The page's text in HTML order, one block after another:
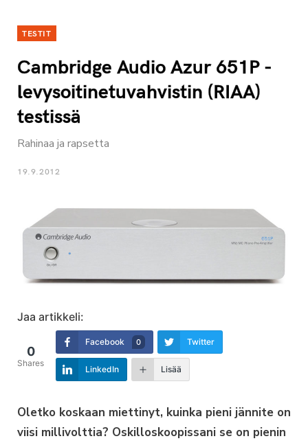
TESTIT
Cambridge Audio Azur 651P -
levysoitinetuvahvistin (RIAA)
testissä
Rahinaa ja rapsetta
19.9.2012
Jaa artikkeli:
0
Shares
Facebook 0 Twitter
LinkedIn Lisää
Oletko koskaan miettinyt, kuinka pieni jännite on
viisi millivolttia? Oskilloskoopissani se on pienin